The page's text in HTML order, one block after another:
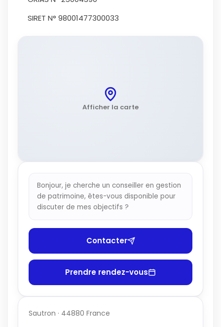
SIRET N° 98001477300033
Afficher la carte
Bonjour, je cherche un conseiller en gestion
de patrimoine, êtes-vous disponible pour
discuter de mes objectifs ?
Contacter
Prendre rendez-vous
Sautron · 44880 France